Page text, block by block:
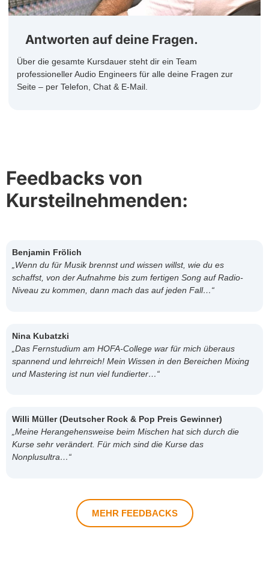
Antworten auf deine Fragen.
Über die gesamte Kursdauer steht dir ein Team
professioneller Audio Engineers für alle deine Fragen zur
Seite – per Telefon, Chat & E-Mail.
Feedbacks von
Kursteilnehmenden:
Benjamin Frölich
„Wenn du für Musik brennst und wissen willst, wie du es
schaffst, von der Aufnahme bis zum fertigen Song auf Radio-
Niveau zu kommen, dann mach das auf jeden Fall…“
Nina Kubatzki
„Das Fernstudium am HOFA-College war für mich überaus
spannend und lehrreich! Mein Wissen in den Bereichen Mixing
und Mastering ist nun viel fundierter…“
Willi Müller (Deutscher Rock & Pop Preis Gewinner)
„Meine Herangehensweise beim Mischen hat sich durch die
Kurse sehr verändert. Für mich sind die Kurse das
Nonplusultra…“
MEHR FEEDBACKS